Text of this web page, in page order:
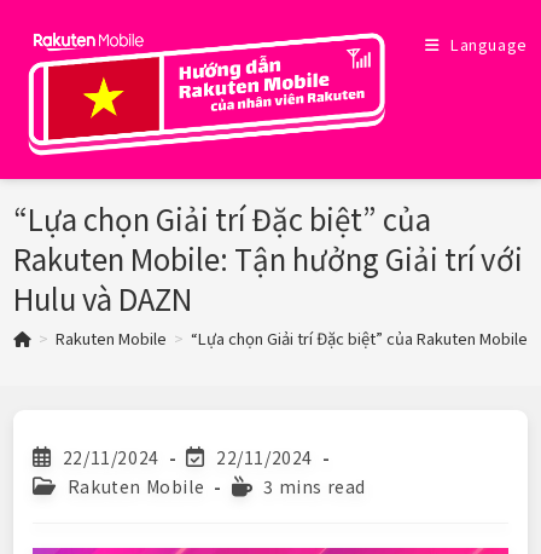
content
Language
“Lựa chọn Giải trí Đặc biệt” của
Rakuten Mobile: Tận hưởng Giải trí với
Hulu và DAZN
> Rakuten Mobile > “Lựa chọn Giải trí Đặc biệt” của Rakuten Mobile:
Post
published:
22/11/2024
Post
last
modified:
22/11/2024
PostRakuten Mobile
Reading
3 mins read